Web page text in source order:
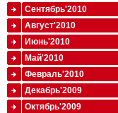
Сентябрь'2010
Август'2010
Июнь'2010
Май'2010
Февраль'2010
Декабрь'2009
Октябрь'2009